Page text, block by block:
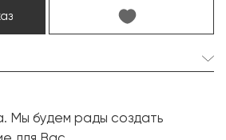
Мы будем рады создать